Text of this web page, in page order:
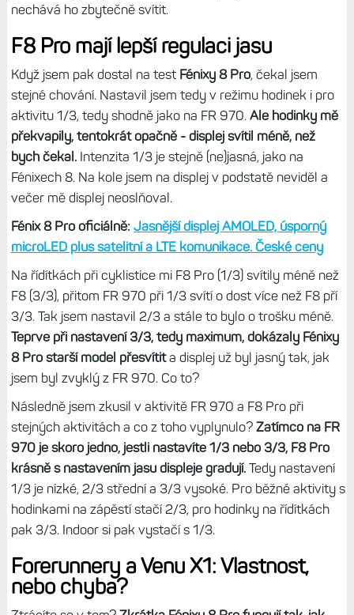
nechává ho zbytečně svítit.
F8 Pro mají lepší regulaci jasu
Když jsem pak dostal na test Fénixy 8 Pro, čekal jsem
stejné chování. Nastavil jsem tedy v režimu hodinek i pro
aktivitu 1/3, tedy shodně jako na FR 970. Ale hodinky mě
překvapily, tentokrát opačně - displej svítil méně, než
bych čekal.Intenzita 1/3 je stejně (ne)jasná, jako na
Fénixech 8. Na kole jsem na displej v podstatě neviděl a
večer mě displej neoslňoval.
Fénix 8 Pro oficiálně: Jasnější displej AMOLED, úsporný
microLED plus satelitní a LTE komunikace. České ceny
Na řídítkách při cyklistice mi F8 Pro (1/3) svítily méně než
F8 (3/3), přitom FR 970 při 1/3 svítí o dost více než F8 pří
3/3. Tak jsem nastavil 2/3 a stále to bylo o trošku méně.
Teprve při nastavení 3/3, tedy maximum, dokázaly Fénixy
8 Pro starší model přesvítita displej už byl jasný tak, jak
jsem byl zvyklý z FR 970. Co to?
Následně jsem zkusil v aktivitě FR 970 a F8 Pro při
stejných aktivitách a co z toho vyplynulo? Zatímco na FR
970 je skoro jedno, jestli nastavíte 1/3 nebo 3/3, F8 Pro
krásně s nastavením jasu displeje gradují.Tedy nastavení
1/3 je nízké, 2/3 střední a 3/3 vysoké. Pro běžné aktivity s
hodinkami na zápěstí stačí 2/3, pro hodinky na řídítkách
pak 3/3. Indoor si pak vystačí s 1/3.
Forerunnery a Venu X1: Vlastnost,
nebo chyba?